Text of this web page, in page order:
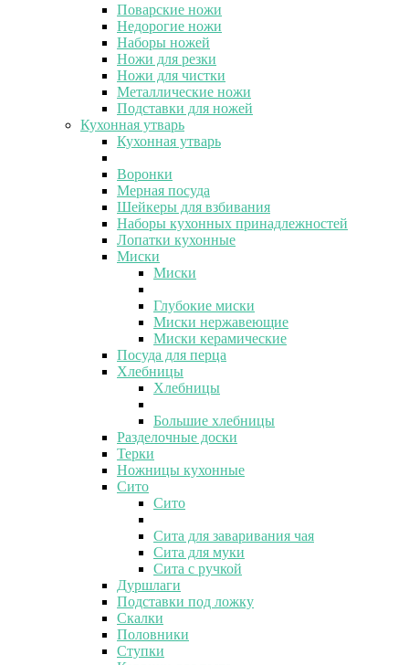
Поварские ножи
Недорогие ножи
Наборы ножей
Ножи для резки
Ножи для чистки
Металлические ножи
Подставки для ножей
Кухонная утварь
Кухонная утварь
Воронки
Мерная посуда
Шейкеры для взбивания
Наборы кухонных принадлежностей
Лопатки кухонные
Миски
Миски
Глубокие миски
Миски нержавеющие
Миски керамические
Посуда для перца
Хлебницы
Хлебницы
Большие хлебницы
Разделочные доски
Терки
Ножницы кухонные
Сито
Сито
Сита для заваривания чая
Сита для муки
Сита с ручкой
Дуршлаги
Подставки под ложку
Скалки
Половники
Ступки